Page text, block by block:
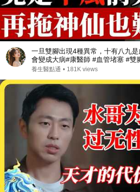
一旦雙腳出現4種異常，十有八九
會變成大病#康醫師 #血管堵塞 #雙
肺栓塞 #銀髮族養生 #猝死預防 #血
養生醫點通 • 181K views